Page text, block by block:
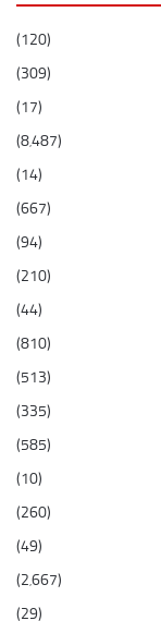
(120)
(309)
(17)
(8٬487)
(14)
(667)
(94)
(210)
(44)
(810)
(513)
(335)
(585)
(10)
(260)
(49)
(2٬667)
(29)